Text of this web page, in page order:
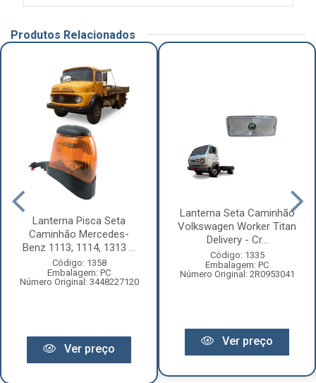
Produtos Relacionados
Lanterna Pisca Seta
Caminhão Mercedes-
Benz 1113, 1114, 1313 ...
Código: 1358
Embalagem: PC
Número Original: 3448227120
Ver preço
Lanterna Seta Caminhão
Volkswagen Worker Titan
Delivery - Cr...
Código: 1335
Embalagem: PC
Número Original: 2R0953041
Ver preço